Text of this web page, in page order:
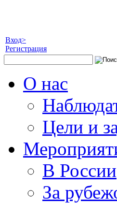
Вход>
Регистрация
О нас
Цели и
В России
За